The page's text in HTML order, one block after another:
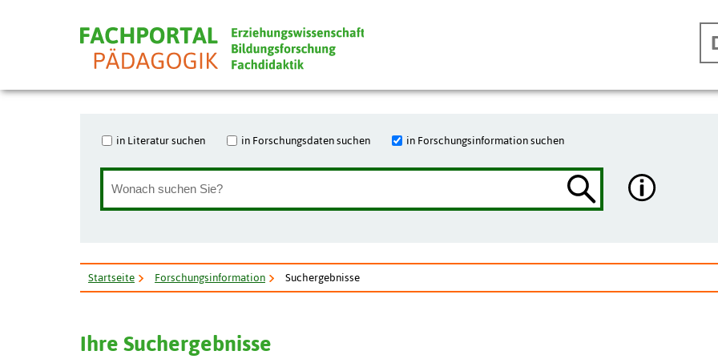
in Literatur suchen in Forschungsdaten suchen in Forschungsinformation suchen
Startseite Forschungsinformation Suchergebnisse
Ihre Suchergebnisse